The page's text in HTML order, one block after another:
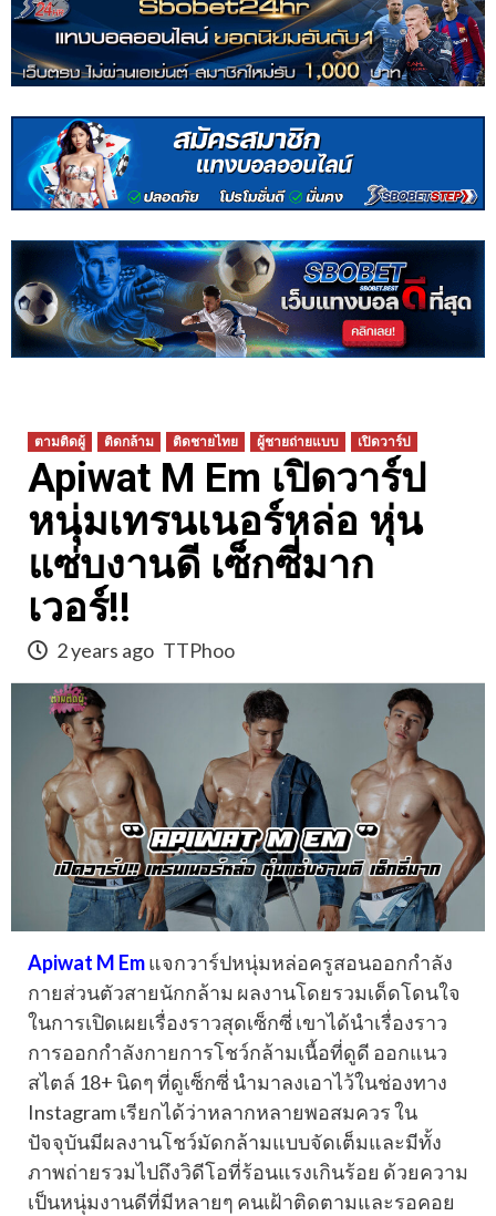
ตามติดผู้ ติดกล้าม ติดชายไทย ผู้ชายถ่ายแบบ เปิดวาร์ป
Apiwat M Em เปิดวาร์ป
หนุ่มเทรนเนอร์หล่อ หุ่น
แซ่บงานดี เซ็กซี่มาก
เวอร์!!
2 years ago TTPhoo
Apiwat M Emแจกวาร์ปหนุ่มหล่อครูสอนออกกำลัง
กายส่วนตัวสายนักกล้าม ผลงานโดยรวมเด็ดโดนใจ
ในการเปิดเผยเรื่องราวสุดเซ็กซี่ เขาได้นำเรื่องราว
การออกกำลังกายการโชว์กล้ามเนื้อที่ดูดี ออกแนว
สไตล์ 18+ นิดๆ ที่ดูเซ็กซี่ นำมาลงเอาไว้ในช่องทาง
Instagram เรียกได้ว่าหลากหลายพอสมควร ใน
ปัจจุบันมีผลงานโชว์มัดกล้ามแบบจัดเต็มและมีทั้ง
ภาพถ่ายรวมไปถึงวิดีโอที่ร้อนแรงเกินร้อย ด้วยความ
เป็นหนุ่มงานดีที่มีหลายๆ คนเฝ้าติดตามและรอคอย